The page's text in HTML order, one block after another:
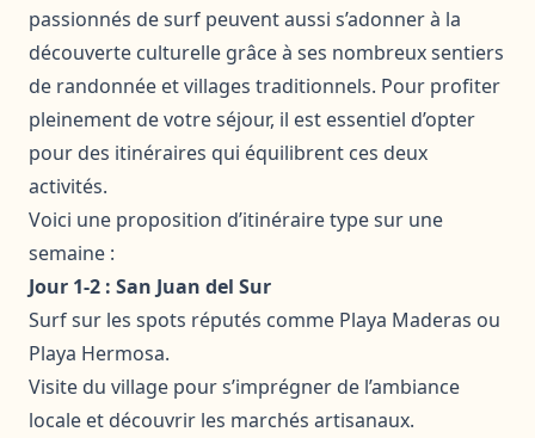
passionnés de surf peuvent aussi s’adonner à la
découverte culturelle grâce à ses nombreux sentiers
de randonnée et villages traditionnels. Pour profiter
pleinement de votre séjour, il est essentiel d’opter
pour des itinéraires qui équilibrent ces deux
activités.
Voici une proposition d’itinéraire type sur une
semaine :
Jour 1-2 : San Juan del Sur
Surf sur les spots réputés comme Playa Maderas ou
Playa Hermosa.
Visite du village pour s’imprégner de l’ambiance
locale et découvrir les marchés artisanaux.